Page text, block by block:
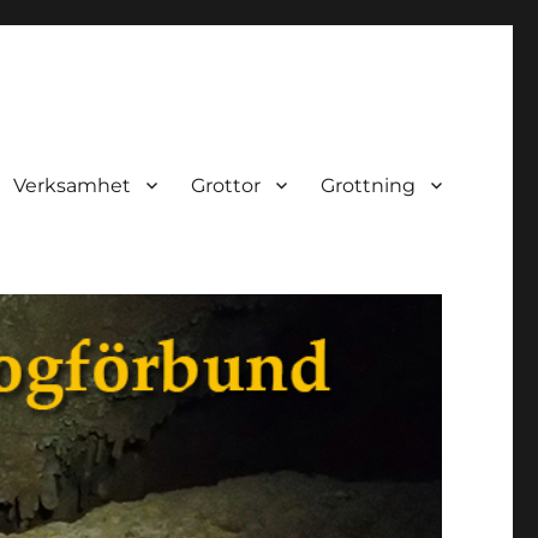
Verksamhet Grottor Grottning